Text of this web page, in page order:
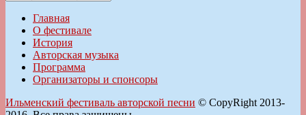
Главная
О фестивале
История
Авторская музыка
Программа
Организаторы и спонсоры
Ильменский фестиваль авторской песни © CopyRight 2013-